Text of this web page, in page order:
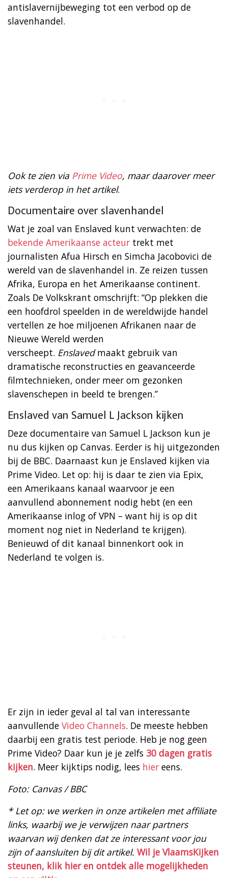
antislavernijbeweging tot een verbod op de
slavenhandel.
Ook te zien via Prime Video, maar daarover meer
iets verderop in het artikel.
Documentaire over slavenhandel
Wat je zoal van Enslaved kunt verwachten: de
bekende Amerikaanse acteur trekt met
journalisten Afua Hirsch en Simcha Jacobovici de
wereld van de slavenhandel in. Ze reizen tussen
Afrika, Europa en het Amerikaanse continent.
Zoals De Volkskrant omschrijft: “Op plekken die
een hoofdrol speelden in de wereldwijde handel
vertellen ze hoe miljoenen Afrikanen naar de
Nieuwe Wereld werden
verscheept. Enslavedmaakt gebruik van
dramatische reconstructies en geavanceerde
filmtechnieken, onder meer om gezonken
slavenschepen in beeld te brengen.”
Enslaved van Samuel L Jackson kijken
Deze documentaire van Samuel L Jackson kun je
nu dus kijken op Canvas. Eerder is hij uitgezonden
bij de BBC. Daarnaast kun je Enslaved kijken via
Prime Video. Let op: hij is daar te zien via Epix,
een Amerikaans kanaal waarvoor je een
aanvullend abonnement nodig hebt (en een
Amerikaanse inlog of VPN – want hij is op dit
moment nog niet in Nederland te krijgen).
Benieuwd of dit kanaal binnenkort ook in
Nederland te volgen is.
Er zijn in ieder geval al tal van interessante
aanvullende Video Channels. De meeste hebben
daarbij een gratis test periode. Heb je nog geen
Prime Video? Daar kun je je zelfs 30 dagen gratis
kijken. Meer kijktips nodig, lees hier eens.
Foto: Canvas / BBC
* Let op: we werken in onze artikelen met affiliate
links, waarbij we je verwijzen naar partners
waarvan wij denken dat ze interessant voor jou
zijn of aansluiten bij dit artikel. Wil je VlaamsKijken
steunen, klik hier en ontdek alle mogelijkheden